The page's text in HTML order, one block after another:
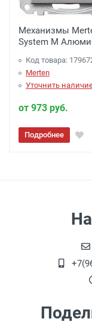
Механизмы
System M
Код товара:
Merten
Уточнить
от 973 руб.
Подробнее